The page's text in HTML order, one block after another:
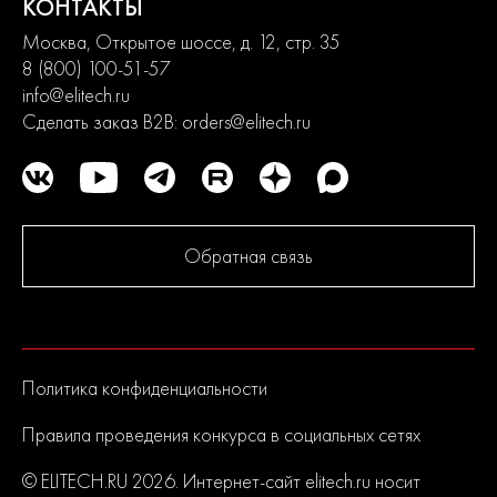
КОНТАКТЫ
Москва, Открытое шоссе, д. 12, стр. 35
8 (800) 100-51-57
info@elitech.ru
Сделать заказ B2B: orders@elitech.ru
Обратная связь
Политика конфиденциальности
Правила проведения конкурса в социальных сетях
© ELITECH.RU 2026. Интернет-сайт elitech.ru носит